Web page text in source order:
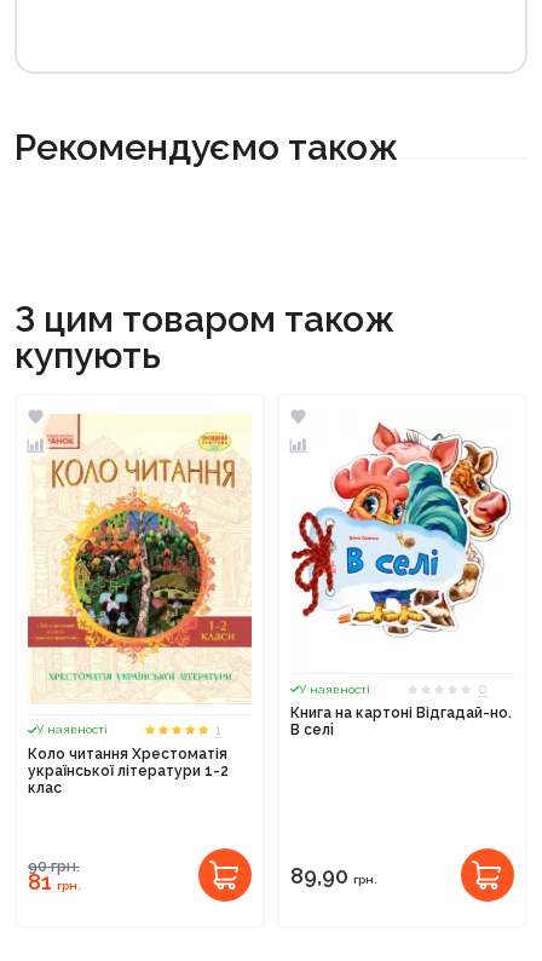
Рекомендуємо також
З цим товаром також
купують
У наявності
1
Коло читання Хрестоматія
української літератури 1-2
клас
90грн.
81 грн.
У наявності
0
Книга на картоні Відгадай-но.
В селi
89,90 грн.